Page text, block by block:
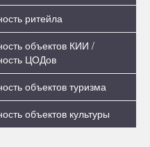
ритейла
объектов КИИ /
ЦОДов
объектов туризма
объектов культуры